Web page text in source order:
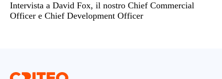
Intervista a David Fox, il nostro Chief Commercial
Officer e Chief Development Officer